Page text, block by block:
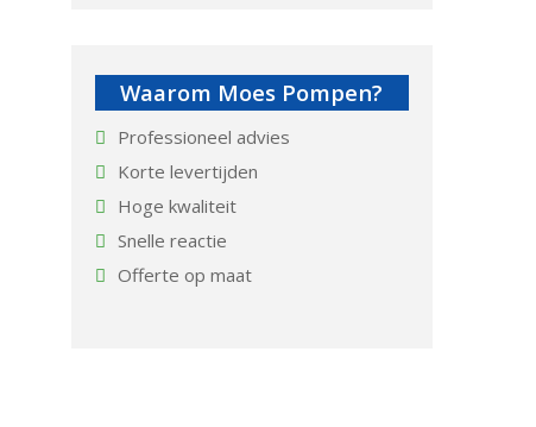
Waarom Moes Pompen?
Professioneel advies
Korte levertijden
Hoge kwaliteit
Snelle reactie
Offerte op maat